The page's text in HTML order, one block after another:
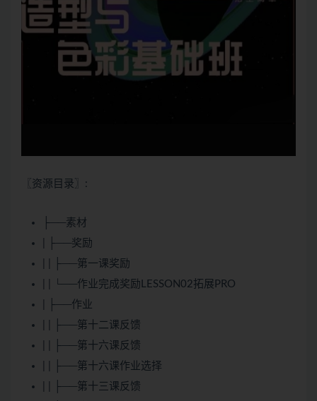
〖资源目录〗:
├──素材
| ├──奖励
| | ├──第一课奖励
| | └──作业完成奖励LESSON02拓展PRO
| ├──作业
| | ├──第十二课反馈
| | ├──第十六课反馈
| | ├──第十六课作业选择
| | ├──第十三课反馈